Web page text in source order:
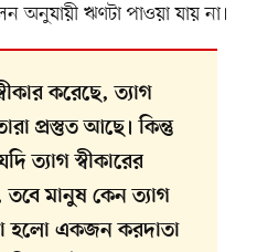
অনুযায়ী ঋণটা পাওয়া যায় না।
করেছে, ত্যাগ
প্রস্তুত আছে। কিন্তু
ত্যাগ স্বীকারের
তবে মানুষ কেন ত্যাগ
হলো একজন করদাতা